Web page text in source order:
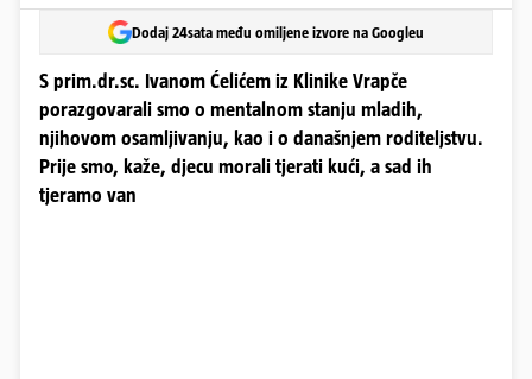
Dodaj 24sata među omiljene izvore na Googleu
S prim.dr.sc. Ivanom Ćelićem iz Klinike Vrapče
porazgovarali smo o mentalnom stanju mladih,
njihovom osamljivanju, kao i o današnjem roditeljstvu.
Prije smo, kaže, djecu morali tjerati kući, a sad ih
tjeramo van